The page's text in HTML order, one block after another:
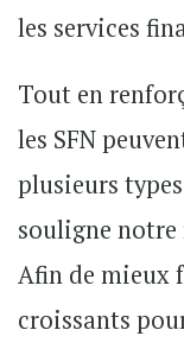
les services
Tout en
les SFN
plusieurs
souligne notre
Afin de mieux
croissants